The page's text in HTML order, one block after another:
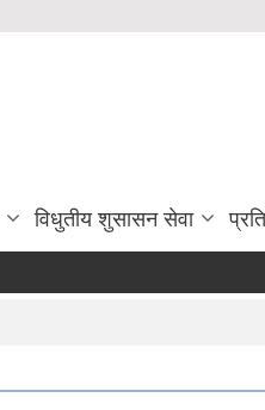
विधुतीय शुसासन सेवा